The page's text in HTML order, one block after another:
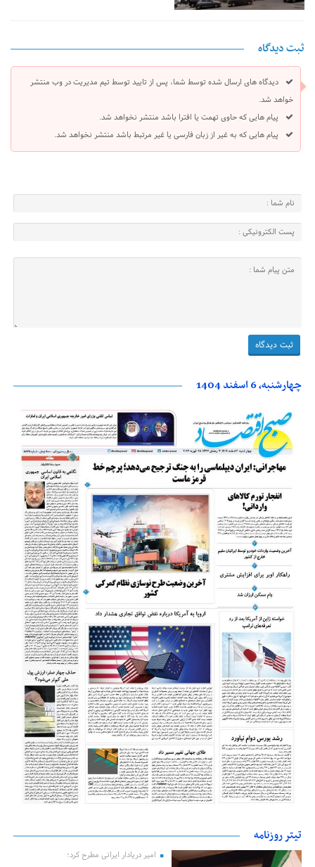
ثبت دیدگاه
دیدگاه های ارسال شده توسط شما، پس از تایید توسط تیم مدیریت در وب منتشر
خواهد شد.
پیام هایی که حاوی تهمت یا افترا باشد منتشر نخواهد شد.
پیام هایی که به غیر از زبان فارسی یا غیر مرتبط باشد منتشر نخواهد شد.
چهارشنبه، 6 اسفند 1404
تیتر روزنامه
امیر دریادار ایرانی مطرح کرد؛